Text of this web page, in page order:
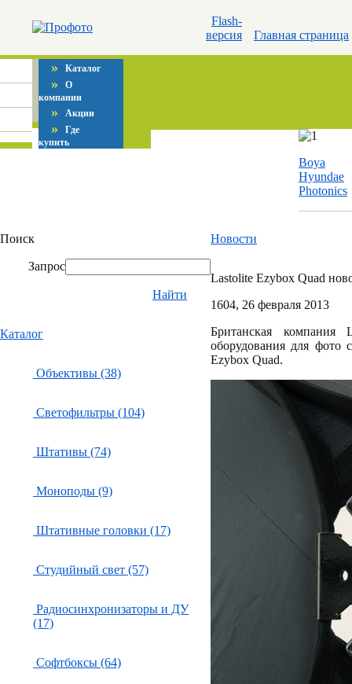
Flash-
версия
Главная страница
» Каталог
» О
компании
» Акции
» Где
купить
Boya
Hyundae
Photonics
Поиск
Запрос
Найти
Каталог
Объективы (38)
Светофильтры (104)
Штативы (74)
Моноподы (9)
Штативные головки (17)
Студийный свет (57)
Радиосинхронизаторы и ДУ
(17)
Софтбоксы (64)
Новости
Lastolite Ezybox Quad
1604, 26 февраля 2013
Британская компания
оборудования для фото
Ezybox Quad.